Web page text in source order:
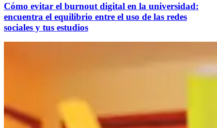
Cómo evitar el burnout digital en la universidad:
encuentra el equilibrio entre el uso de las redes
sociales y tus estudios